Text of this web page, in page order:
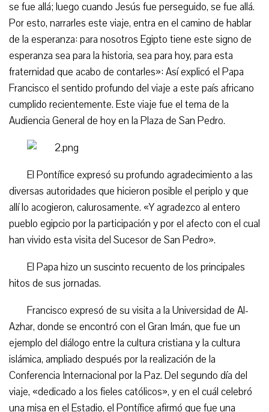
se fue allá; luego cuando Jesús fue perseguido, se fue allá.
Por esto, narrarles este viaje, entra en el camino de hablar
de la esperanza: para nosotros Egipto tiene este signo de
esperanza sea para la historia, sea para hoy, para esta
fraternidad que acabo de contarles»: Así explicó el Papa
Francisco el sentido profundo del viaje a este país africano
cumplido recientemente. Este viaje fue el tema de la
Audiencia General de hoy en la Plaza de San Pedro.
El Pontífice expresó su profundo agradecimiento a las
diversas autoridades que hicieron posible el periplo y que
allí lo acogieron, calurosamente. «Y agradezco al entero
pueblo egipcio por la participación y por el afecto con el cual
han vivido esta visita del Sucesor de San Pedro».
El Papa hizo un suscinto recuento de los principales
hitos de sus jornadas.
Francisco expresó de su visita a la Universidad de Al-
Azhar, donde se encontró con el Gran Imán, que fue un
ejemplo del diálogo entre la cultura cristiana y la cultura
islámica, ampliado después por la realización de la
Conferencia Internacional por la Paz. Del segundo día del
viaje, «dedicado a los fieles católicos», y en el cuál celebró
una misa en el Estadio, el Pontífice afirmó que fue una